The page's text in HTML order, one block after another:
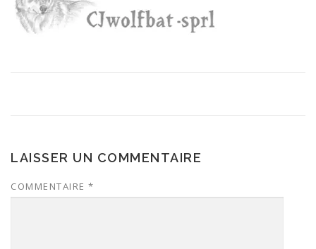
LAISSER UN COMMENTAIRE
COMMENTAIRE *